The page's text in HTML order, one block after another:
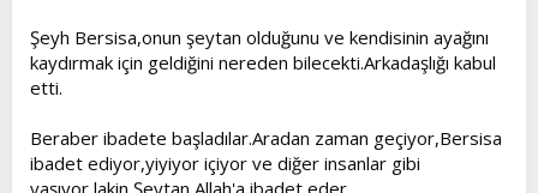
Şeyh Bersisa,onun şeytan olduğunu ve kendisinin ayağını
kaydırmak için geldiğini nereden bilecekti.Arkadaşlığı kabul
etti.
Beraber ibadete başladılar.Aradan zaman geçiyor,Bersisa
ibadet ediyor,yiyiyor içiyor ve diğer insanlar gibi
yaşıyor,lakin Şeytan Allah'a ibadet eder